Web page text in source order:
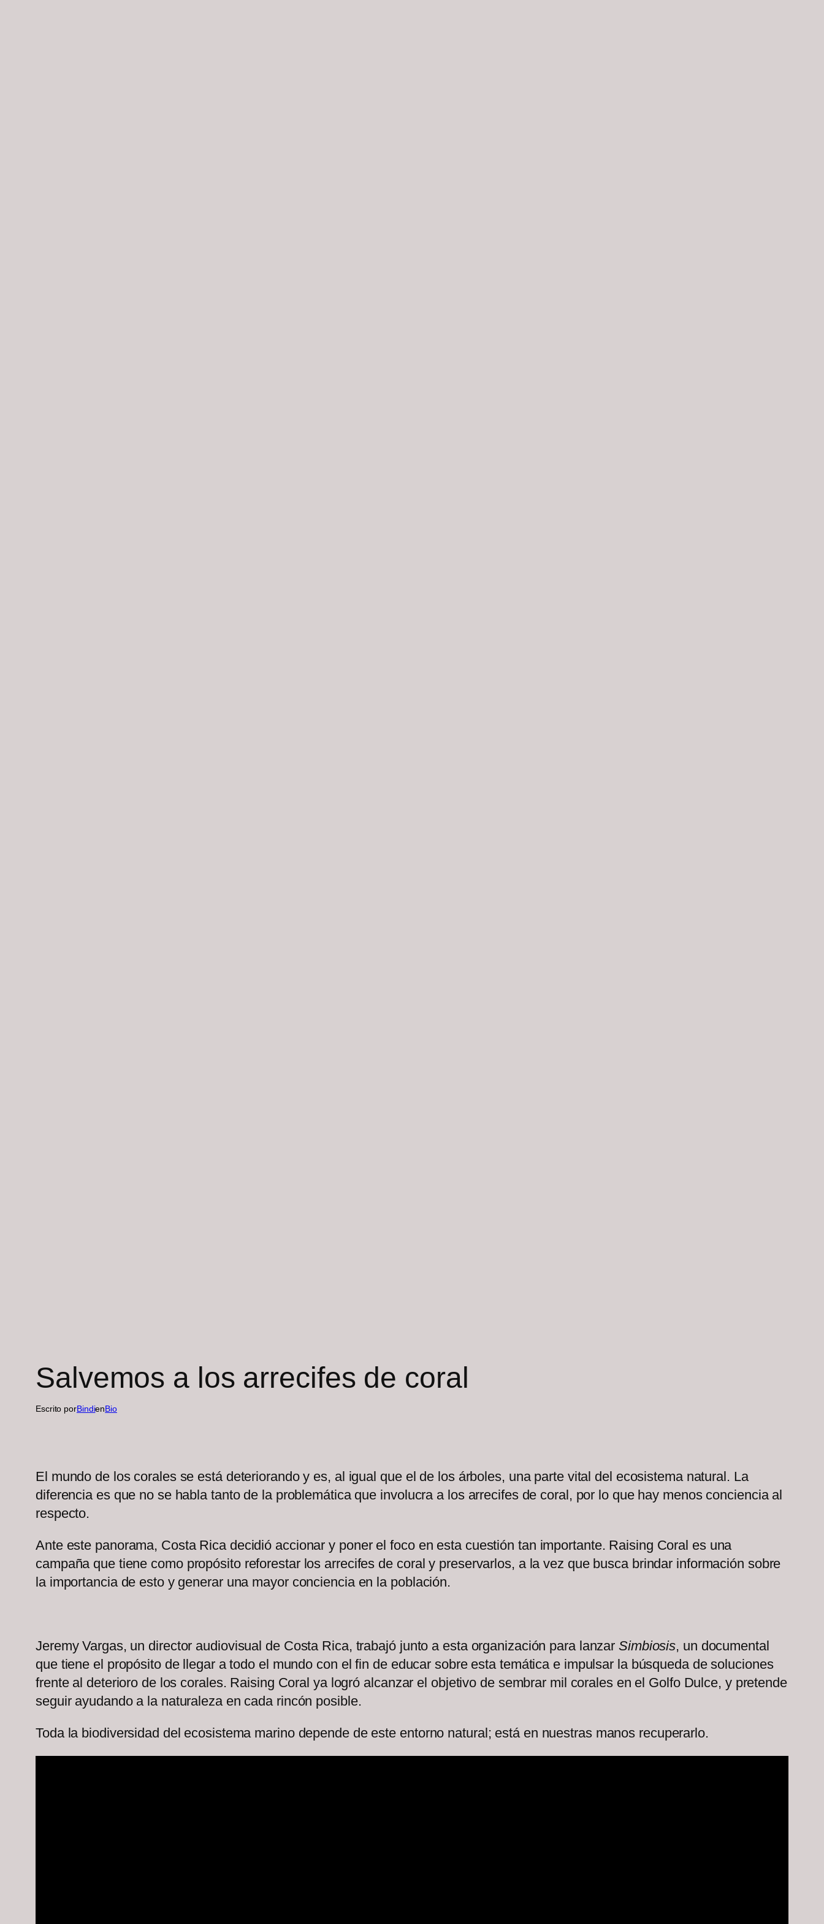
Salvemos a los arrecifes de coral
Escrito porBindienBio
El mundo de los corales se está deteriorando y es, al igual que el de los árboles, una parte vital del ecosistema natural. La
diferencia es que no se habla tanto de la problemática que involucra a los arrecifes de coral, por lo que hay menos conciencia al
respecto.
Ante este panorama, Costa Rica decidió accionar y poner el foco en esta cuestión tan importante. Raising Coral es una
campaña que tiene como propósito reforestar los arrecifes de coral y preservarlos, a la vez que busca brindar información sobre
la importancia de esto y generar una mayor conciencia en la población.
Jeremy Vargas, un director audiovisual de Costa Rica, trabajó junto a esta organización para lanzar Simbiosis, un documental
que tiene el propósito de llegar a todo el mundo con el fin de educar sobre esta temática e impulsar la búsqueda de soluciones
frente al deterioro de los corales. Raising Coral ya logró alcanzar el objetivo de sembrar mil corales en el Golfo Dulce, y pretende
seguir ayudando a la naturaleza en cada rincón posible.
Toda la biodiversidad del ecosistema marino depende de este entorno natural; está en nuestras manos recuperarlo.